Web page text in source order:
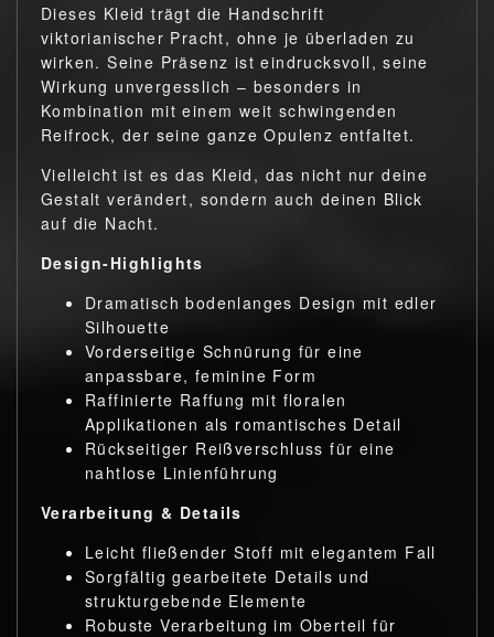
Dieses Kleid trägt die Handschrift
viktorianischer Pracht, ohne je überladen zu
wirken. Seine Präsenz ist eindrucksvoll, seine
Wirkung unvergesslich – besonders in
Kombination mit einem weit schwingenden
Reifrock, der seine ganze Opulenz entfaltet.
Vielleicht ist es das Kleid, das nicht nur deine
Gestalt verändert, sondern auch deinen Blick
auf die Nacht.
Design-Highlights
Dramatisch bodenlanges Design mit edler
Silhouette
Vorderseitige Schnürung für eine
anpassbare, feminine Form
Raffinierte Raffung mit floralen
Applikationen als romantisches Detail
Rückseitiger Reißverschluss für eine
nahtlose Linienführung
Verarbeitung & Details
Leicht fließender Stoff mit elegantem Fall
Sorgfältig gearbeitete Details und
strukturgebende Elemente
Robuste Verarbeitung im Oberteil für